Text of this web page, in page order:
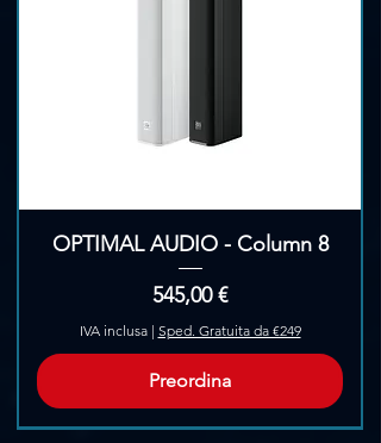
OPTIMAL AUDIO - Column 8
Prezzo
545,00 €
IVA inclusa| Sped. Gratuita da €249
Preordina